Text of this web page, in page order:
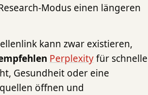
Modus einen längeren
kann zwar existieren,
Perplexityfür schnelle
Gesundheit oder eine
öffnen und